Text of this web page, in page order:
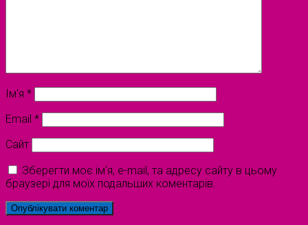
Ім'я *
Email *
Сайт
Зберегти моє ім'я, e-mail, та адресу сайту в цьому
браузері для моїх подальших коментарів.